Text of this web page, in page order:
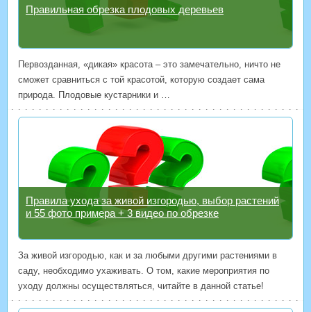
Правильная обрезка плодовых деревьев
Первозданная, «дикая» красота – это замечательно, ничто не
сможет сравниться с той красотой, которую создает сама
природа. Плодовые кустарники и …
Правила ухода за живой изгородью, выбор растений
и 55 фото примера + 3 видео по обрезке
За живой изгородью, как и за любыми другими растениями в
саду, необходимо ухаживать. О том, какие мероприятия по
уходу должны осуществляться, читайте в данной статье!